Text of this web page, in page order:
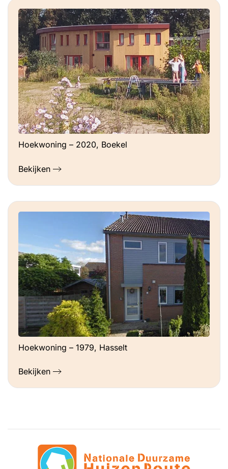
Hoekwoning – 2020, Boekel
Bekijken
Hoekwoning – 1979, Hasselt
Bekijken